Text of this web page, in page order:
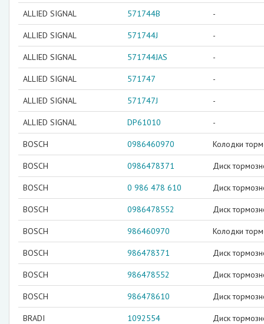
ALLIED SIGNAL 571744B -
ALLIED SIGNAL 571744J -
ALLIED SIGNAL 571744JAS -
ALLIED SIGNAL 571747 -
ALLIED SIGNAL 571747J -
ALLIED SIGNAL DP61010 -
BOSCH 0986460970 Колодки
BOSCH 0986478371 Диск
BOSCH 0 986 478 610 Диск
BOSCH 0986478552 Диск
BOSCH 986460970 Колодки
BOSCH 986478371 Диск
BOSCH 986478552 Диск
BOSCH 986478610 Диск
BRADI 1092554 Диск